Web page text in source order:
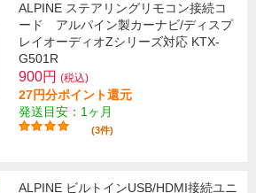
ALPINE ステアリングリモコン接続コ
ード アルパイン製カーナビ/ディスプ
レイオーディオZシリーズ対応 KTX-
G501R
900円 (税込)
27円分ポイント還元
発送目安：1ヶ月
(3件)
ALPINE ビルトインUSB/HDMI接続ユニ